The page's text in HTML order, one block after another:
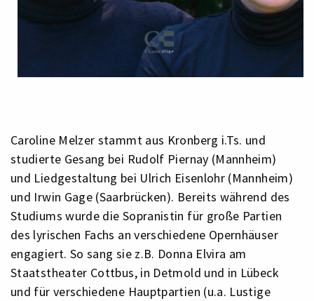
Caroline Melzer stammt aus Kronberg i.Ts. und
studierte Gesang bei Rudolf Piernay (Mannheim)
und Liedgestaltung bei Ulrich Eisenlohr (Mannheim)
und Irwin Gage (Saarbrücken). Bereits während des
Studiums wurde die Sopranistin für große Partien
des lyrischen Fachs an verschiedene Opernhäuser
engagiert. So sang sie z.B. Donna Elvira am
Staatstheater Cottbus, in Detmold und in Lübeck
und für verschiedene Hauptpartien (u.a. Lustige